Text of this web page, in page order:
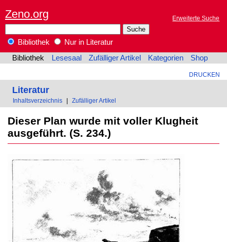
Zeno.org Erweiterte Suche
Bibliothek
Nur in Literatur
Bibliothek
Lesesaal Zufälliger Artikel Kategorien Shop
DRUCKEN
Literatur
Inhaltsverzeichnis Zufälliger Artikel
Dieser Plan wurde mit voller Klugheit
ausgeführt. (S. 234.)